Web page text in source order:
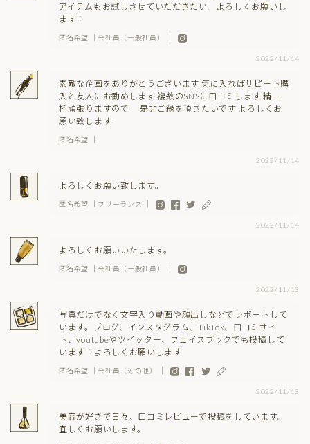
アイテムもお試しさせていただきたい。よろしくお願いし
ます！
匿名希望 ｜会社員（一般社員） ｜
2022/11/14
素敵な企画をありがとうございます 気に入ればリピート購
入と友人にお勧めします 複数のSNSに口コミします 精一
杯頑張りますので 是非ご縁を頂きたいです よろしくお
願い致します
匿名希望 ｜
2022/11/14
よろしくお願い致します。
匿名希望 ｜フリーランス ｜
2022/11/14
よろしくお願いいたします。
匿名希望 ｜会社員（一般社員） ｜
2022/11/13
写真だけでなく文字入り動画や顔出しなどでレポートして
います。ブログ、インスタグラム、TikTok、口コミサイ
ト、youtubeやツイッター、フェイスブックでも投稿して
います！よろしくお願いします
匿名希望 ｜会社員（その他） ｜
2022/11/13
美容が好きで日々、口コミレビューで投稿をしています。
宜しくお願いします。